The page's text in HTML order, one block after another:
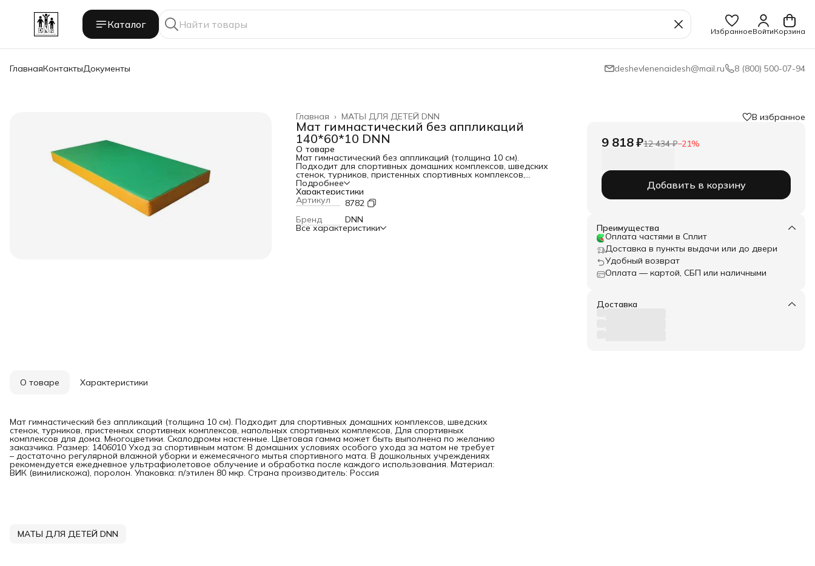
Каталог
ИзбранноеВойтиКорзина
ГлавнаяКонтактыДокументы deshevlenenaidesh@mail.ru 8 (800) 500-07-94
МАТЫ ДЛЯ ДЕТЕЙ DNN
Главная ›
Мат гимнастический без аппликаций
140*60*10 DNN
О товаре
Мат гимнастический без аппликаций (толщина 10 см).
Подходит для спортивных домашних комплексов, шведских
стенок, турников, пристенных спортивных комплексов,
напольных спортивных комплексов, Для спортивных
комплексов для дома. Многоцветики. Скалодромы настенные.
Цветовая гамма может быть выполнена по желанию
заказчика. Размер: 140
домашних условиях особого ухода за матом не требует –
достаточно регулярной влажной уборки и ежемесячного
мытья спортивного мата. В дошкольных учреждениях
Подробнее
Характеристики
Артикул
8782
Бренд
DNN
Все характеристики
В избранное
9 818 ₽12 434 ₽−21%
Добавить в корзину
Преимущества
Оплата частями в Сплит
Доставка в пункты выдачи или до двери
Удобный возврат
Оплата — картой, СБП или наличными
Доставка
О товаре Характеристики
Мат гимнастический без аппликаций (толщина 10 см). Подходит для спортивных домашних комплексов, шведских
стенок, турников, пристенных спортивных комплексов, напольных спортивных комплексов, Для спортивных
комплексов для дома. Многоцветики. Скалодромы настенные. Цветовая гамма может быть выполнена по желанию
заказчика. Размер: 1406010 Уход за спортивным матом: В домашних условиях особого ухода за матом не требует
– достаточно регулярной влажной уборки и ежемесячного мытья спортивного мата. В дошкольных учреждениях
рекомендуется ежедневное ультрафиолетовое облучение и обработка после каждого использования. Материал:
ВИК (винилискожа), поролон. Упаковка: п/этилен 80 мкр. Страна производитель: Россия
МАТЫ ДЛЯ ДЕТЕЙ DNN